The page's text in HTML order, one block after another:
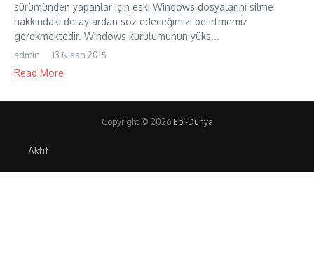
sürümünden yapanlar için eski Windows dosyalarını silme
hakkındaki detaylardan söz edeceğimizi belirtmemiz
gerekmektedir. Windows kurulumunun yüks...
admin 13 Nisan 2015
Read More
Copyright © 2026 Ebi-Dünya
Aktif